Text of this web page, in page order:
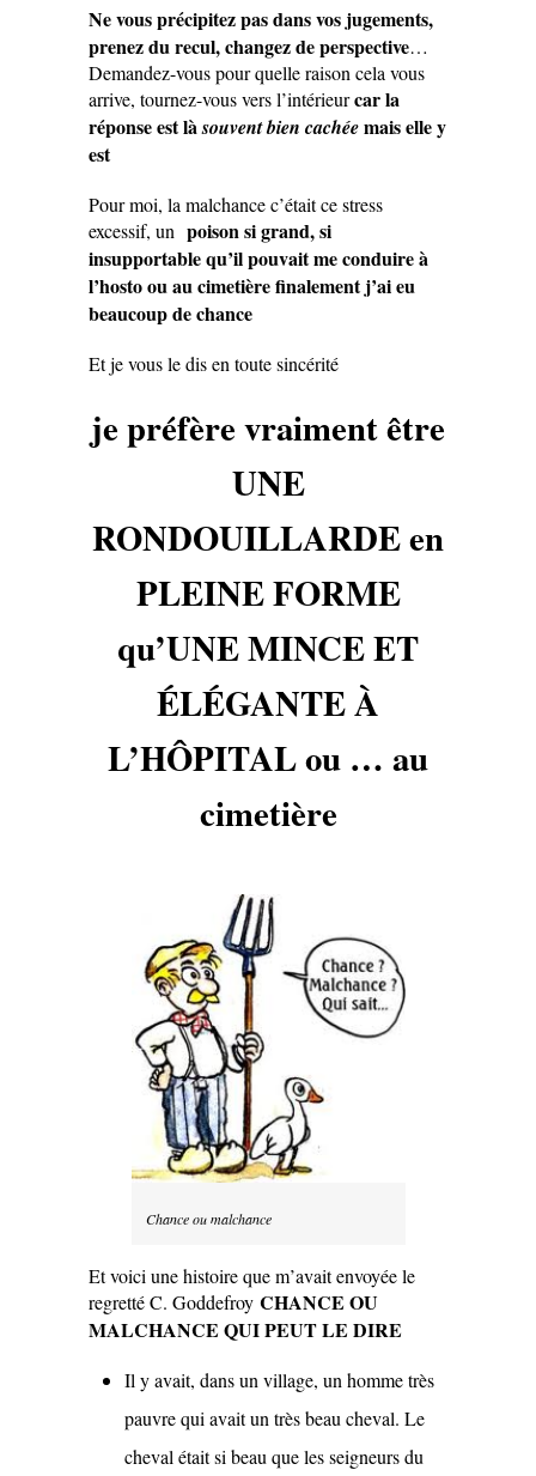
Ne vous précipitez pas dans vos jugements,
prenez du recul, changez de perspective…
Demandez-vous pour quelle raison cela vous
arrive, tournez-vous vers l’intérieurcar la
réponse est làsouvent bien cachéemais elle y
est
Pour moi, la malchance c’était ce stress
excessif, un poison si grand, si
insupportable qu’il pouvait me conduire à
l’hosto ou au cimetière finalement j’ai eu
beaucoup de chance
Et je vous le dis en toute sincérité
je préfère vraiment être
UNE
RONDOUILLARDE en
PLEINE FORME
qu’UNE MINCE ET
ÉLÉGANTE À
L’HÔPITAL ou … au
cimetière
Chance ou malchance
Et voici une histoire que m’avait envoyée le
regretté C. Goddefroy CHANCE OU
MALCHANCE QUI PEUT LE DIRE
Il y avait, dans un village, un homme très
pauvre qui avait un très beau cheval. Le
cheval était si beau que les seigneurs du